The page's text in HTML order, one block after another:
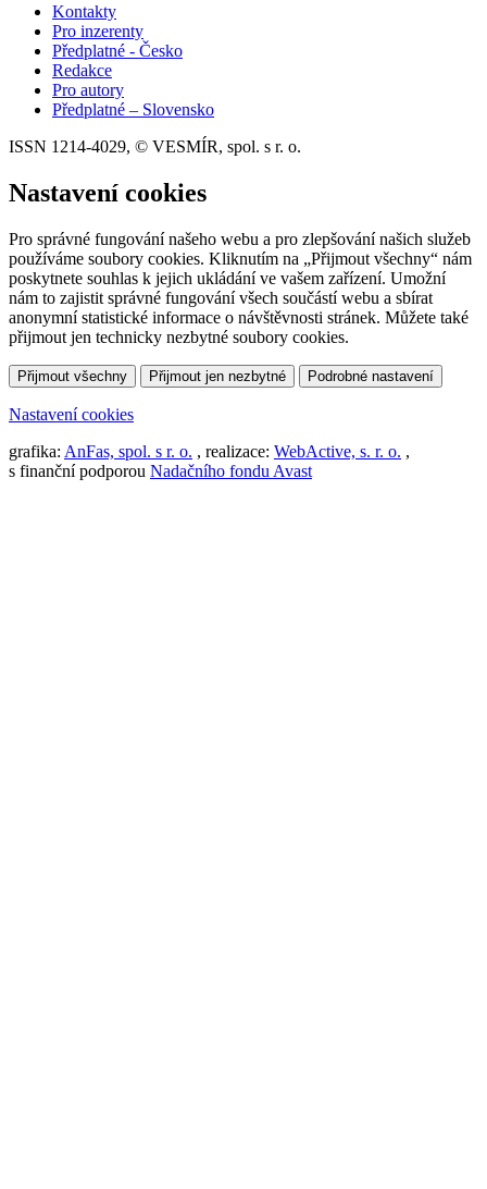
Kontakty
Pro inzerenty
Předplatné - Česko
Redakce
Pro autory
Předplatné – Slovensko
ISSN 1214-4029, © VESMÍR, spol. s r. o.
Nastavení cookies
Pro správné fungování našeho webu a pro zlepšování našich služeb
používáme soubory cookies. Kliknutím na „Přijmout všechny“ nám
poskytnete souhlas k jejich ukládání ve vašem zařízení. Umožní
nám to zajistit správné fungování všech součástí webu a sbírat
anonymní statistické informace o návštěvnosti stránek. Můžete také
přijmout jen technicky nezbytné soubory cookies.
Přijmout všechny Přijmout jen nezbytné Podrobné nastavení
Nastavení cookies
grafika: AnFas, spol. s r. o. , realizace: WebActive, s. r. o. ,
s finanční podporou Nadačního fondu Avast